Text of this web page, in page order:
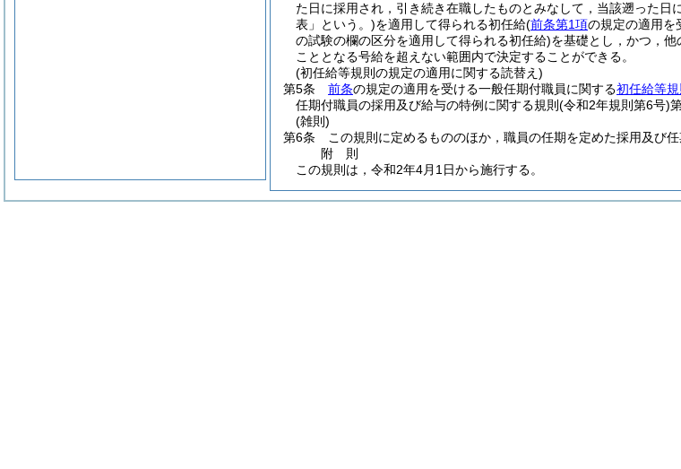
た日に採用され，引き続き在職したものとみなして，当該遡った日
表」という。)を適用して得られる初任給(前条第1項の規定の適用を
の試験の欄の区分を適用して得られる初任給)を基礎とし，かつ，
こととなる号給を超えない範囲内で決定することができる。
(初任給等規則の規定の適用に関する読替え)
第5条
前条の規定の適用を受ける一般任期付職員に関する初任給等
任期付職員の採用及び給与の特例に関する規則 (令和2年規則第6号)
(雑則)
第6条
この規則に定めるもののほか，職員の任期を定めた採用及び
附 則
この規則は，令和2年4月1日から施行する。